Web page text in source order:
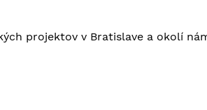
projektov v Bratislave a okolí